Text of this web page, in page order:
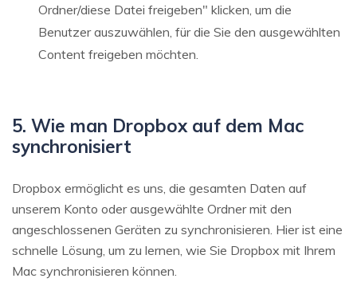
Ordner/diese Datei freigeben" klicken, um die
Benutzer auszuwählen, für die Sie den ausgewählten
Content freigeben möchten.
5. Wie man Dropbox auf dem Mac
synchronisiert
Dropbox ermöglicht es uns, die gesamten Daten auf
unserem Konto oder ausgewählte Ordner mit den
angeschlossenen Geräten zu synchronisieren. Hier ist eine
schnelle Lösung, um zu lernen, wie Sie Dropbox mit Ihrem
Mac synchronisieren können.